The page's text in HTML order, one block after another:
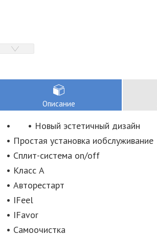
Описание
• Новый эстетичный дизайн
• Простая установка иобслуживание
• Сплит-система on/off
• Класс А
• Авторестарт
• IFeel
• IFavor
• Самоочистка